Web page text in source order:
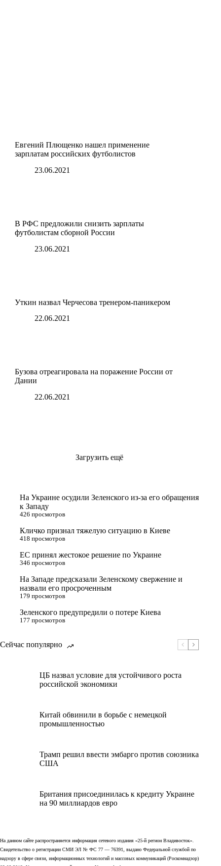
Евгений Плющенко нашел применение
зарплатам российских футболистов
23.06.2021
В РФС предложили снизить зарплаты
футболистам сборной России
23.06.2021
Уткин назвал Черчесова тренером-паникером
22.06.2021
Бузова отреагировала на поражение России от
Дании
22.06.2021
Загрузить ещё
На Украине осудили Зеленского из-за его обращения
к Западу
426 просмотров
Кличко признал тяжелую ситуацию в Киеве
418 просмотров
ЕС принял жестокое решение по Украине
346 просмотров
На Западе предсказали Зеленскому свержение и
назвали его просроченным
179 просмотров
Зеленского предупредили о потере Киева
177 просмотров
Сейчас популярно
ЦБ назвал условие для устойчивого роста
российской экономики
Китай обвинили в борьбе с немецкой
промышленностью
Трамп решил ввести эмбарго против союзника
США
Британия присоединилась к кредиту Украине
на 90 миллиардов евро
На данном сайте распространяется информация сетевого издания «25-й регион Владивосток».
Свидетельство о регистрации СМИ ЭЛ № ФС 77 — 76391, выдано Федеральной службой по
надзору в сфере связи, информационных технологий и массовых коммуникаций (Роскомнадзор)